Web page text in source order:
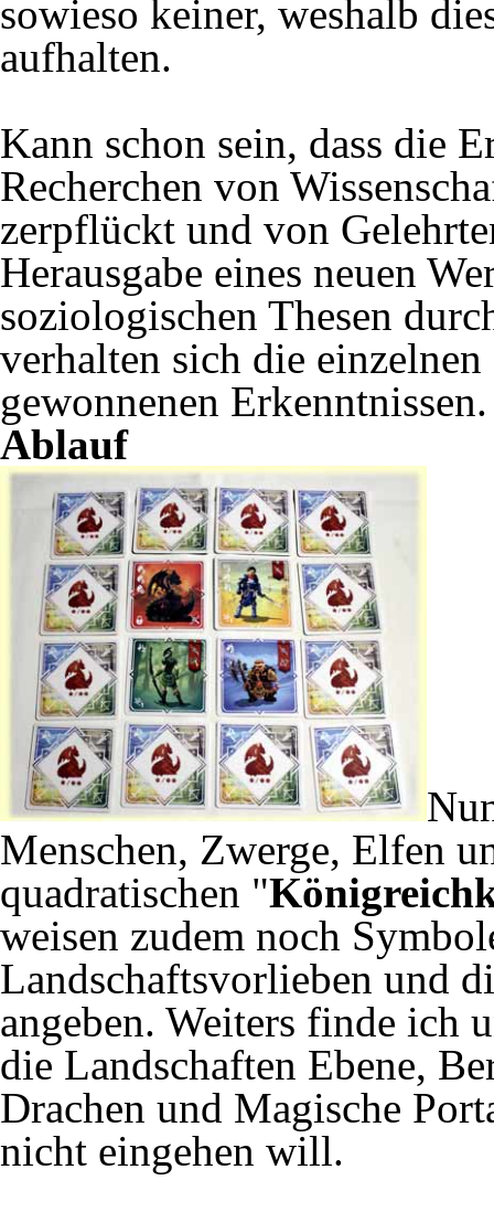
sowieso keiner, weshalb
aufhalten.
Kann schon sein, dass die
Recherchen von
zerpflückt und von
Herausgabe eines neuen
soziologischen Thesen
verhalten sich die
gewonnenen Erkenntnissen.
Ablauf
Menschen, Zwerge, Elfen
quadratischen "
weisen zudem noch
Landschaftsvorlieben und
angeben. Weiters finde ich
die Landschaften Ebene,
Drachen und Magische
nicht eingehen will.